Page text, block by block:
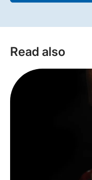
Read also